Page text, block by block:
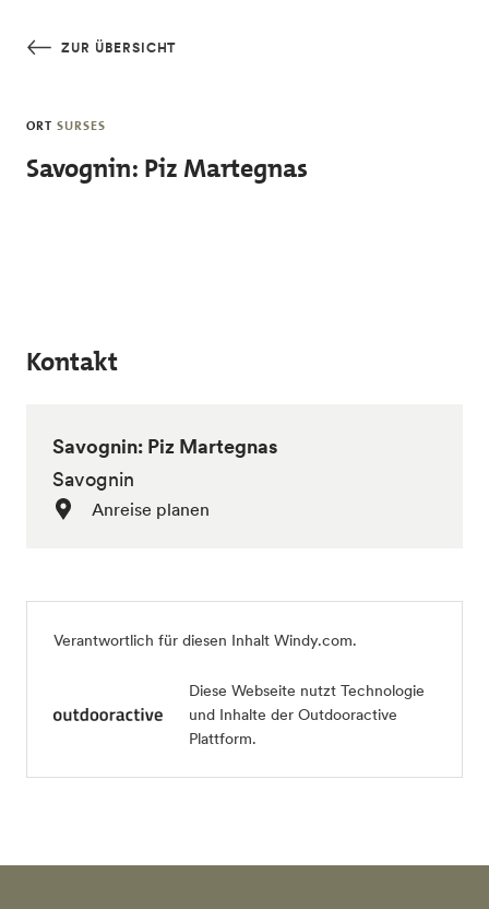
ZUR ÜBERSICHT
ORT SURSES
Savognin: Piz Martegnas
Kontakt
Savognin: Piz Martegnas
Savognin
Anreise planen
Verantwortlich für diesen Inhalt Windy.com.
Diese Webseite nutzt Technologie
und Inhalte der Outdooractive
Plattform.